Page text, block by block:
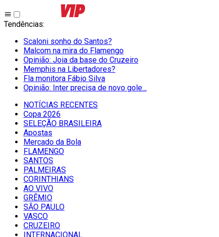
Tendências:
Scaloni sonho do Santos?
Malcom na mira do Flamengo
Opinião: Joia da base do Cruzeiro
Memphis na Libertadores?
Fla monitora Fábio Silva
Opinião: Inter precisa de novo gole...
NOTÍCIAS RECENTES
Copa 2026
SELEÇÃO BRASILEIRA
Apostas
Mercado da Bola
FLAMENGO
SANTOS
PALMEIRAS
CORINTHIANS
AO VIVO
GRÊMIO
SĀO PAULO
VASCO
CRUZEIRO
INTERNACIONAL